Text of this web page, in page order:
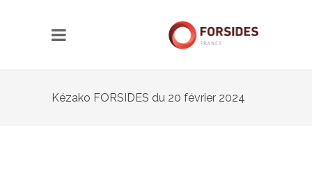
Kézako FORSIDES du 20 février 2024